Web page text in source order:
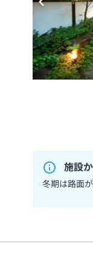
施設
冬期は路面